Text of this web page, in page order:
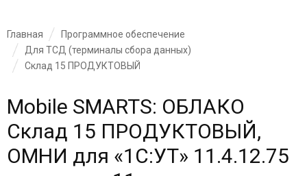
Главная
Программное обеспечение
Для ТСД (терминалы сбора данных)
Склад 15 ПРОДУКТОВЫЙ
Mobile SMARTS: ОБЛАКО
Склад 15 ПРОДУКТОВЫЙ,
ОМНИ для «1С:УТ» 11.4.12.75